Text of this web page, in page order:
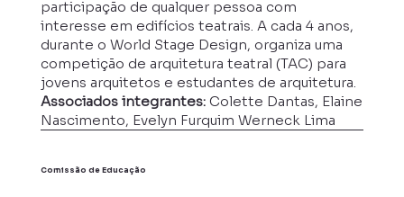
participação de qualquer pessoa com
interesse em edifícios teatrais. A cada 4 anos,
durante o World Stage Design, organiza uma
competição de arquitetura teatral (TAC) para
jovens arquitetos e estudantes de arquitetura.
Associados integrantes:Colette Dantas, Elaine
Nascimento, Evelyn Furquim Werneck Lima
Comissão de Educação